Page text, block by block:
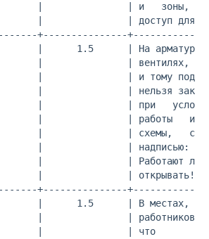
|               | и   зоны, в
|               | доступ для
+---------------
|      1.5      | На арматуре
|               | вентилях,
|               | и тому
|               | нельзя
|               | при   условии
|               | работы   или
|               | схемы,   с
|               | надписью: "Не
|               | Работают
|               | открывать!
+---------------
|      1.5      | В местах,
|               | работников на
|               | что